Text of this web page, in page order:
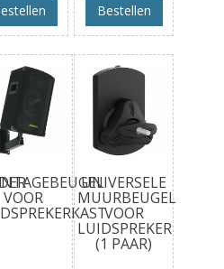
Bestellen
VOOR
UNIVERSELE
MUURBEUGEL
VOOR
LUIDSPREKER
(1 PAAR)